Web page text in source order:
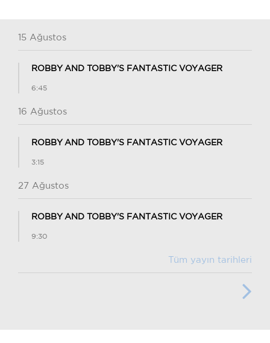
15 Ağustos
ROBBY AND TOBBY'S FANTASTIC VOYAGER
6:45
16 Ağustos
ROBBY AND TOBBY'S FANTASTIC VOYAGER
3:15
27 Ağustos
ROBBY AND TOBBY'S FANTASTIC VOYAGER
9:30
Tüm yayın tarihleri